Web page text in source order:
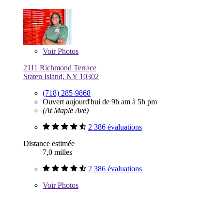
VoirPhotos
2111 Richmond Terrace
Staten Island, NY 10302
(718) 285-9868
Ouvert aujourd'hui de 9h am à 5h pm
(At Maple Ave)
2 386 évaluations
Distance estimée
7,0 milles
2 386 évaluations
VoirPhotos